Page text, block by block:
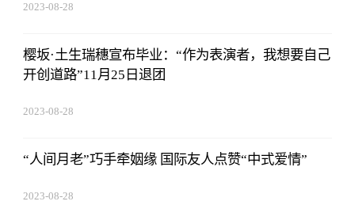
2023-08-28
樱坂·土生瑞穗宣布毕业：“作为表演者，我想要自己
开创道路”11月25日退团
2023-08-28
“人间月老”巧手牵姻缘 国际友人点赞“中式爱情”
2023-08-28